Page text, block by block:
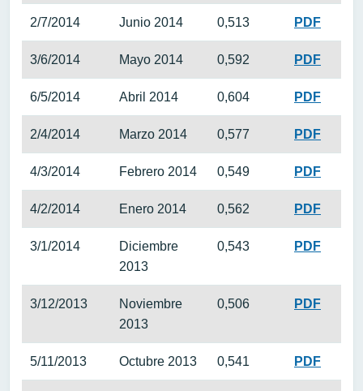
2/7/2014 Junio 2014 0,513 PDF
3/6/2014 Mayo 2014 0,592 PDF
6/5/2014 Abril 2014 0,604 PDF
2/4/2014 Marzo 2014 0,577 PDF
4/3/2014 Febrero 2014 0,549 PDF
4/2/2014 Enero 2014 0,562 PDF
3/1/2014
Diciembre
2013
0,543 PDF
3/12/2013
Noviembre
2013
0,506 PDF
5/11/2013 Octubre 2013 0,541 PDF